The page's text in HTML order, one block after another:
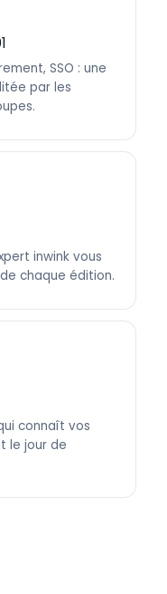
SSO : une
par les
inwink vous
chaque édition.
connaît vos
le jour de